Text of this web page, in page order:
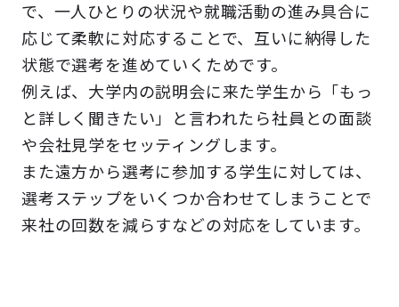
で、一人ひとりの状況や就職活動の進み具合に
応じて柔軟に対応することで、互いに納得した
状態で選考を進めていくためです。
例えば、大学内の説明会に来た学生から「もっ
と詳しく聞きたい」と言われたら社員との面談
や会社見学をセッティングします。
また遠方から選考に参加する学生に対しては、
選考ステップをいくつか合わせてしまうことで
来社の回数を減らすなどの対応をしています。